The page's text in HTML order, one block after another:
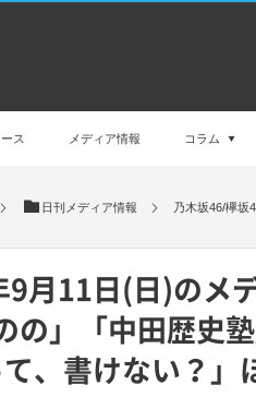
ス メディア情報 コラム
日刊メディア情報 乃木坂46/欅坂
月11日(日)のメ
の」「中田歴史
、書けない？」